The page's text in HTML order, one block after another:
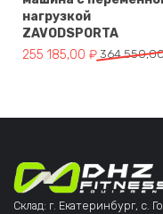
нагрузкой
ZAVODSPORTA
364
Первоначальная цена
255 185,00 ₽
Текущая цена: 255
Склад: г. Екатеринбург, с.